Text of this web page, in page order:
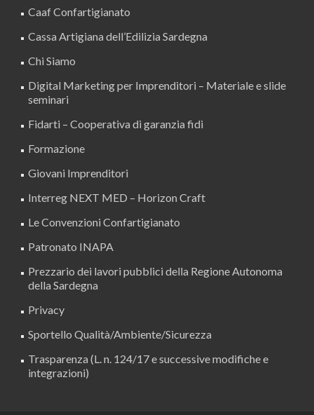
Caaf Confartigianato
Cassa Artigiana dell’Edilizia Sardegna
Chi Siamo
Digital Marketing per Imprenditori – Materiale e slide
seminari
Fidarti – Cooperativa di garanzia fidi
Formazione
Giovani Imprenditori
Interreg NEXT MED – Horizon Craft
Le Convenzioni Confartigianato
Patronato INAPA
Prezzario dei lavori pubblici della Regione Autonoma
della Sardegna
Privacy
Sportello Qualità/Ambiente/Sicurezza
Trasparenza (L. n. 124/17 e successive modifiche e
integrazioni)